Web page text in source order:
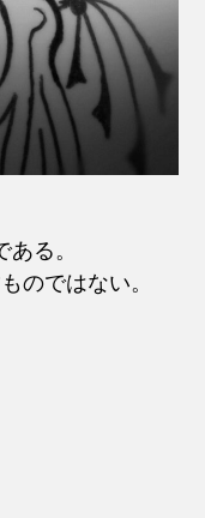
る。
のではない。